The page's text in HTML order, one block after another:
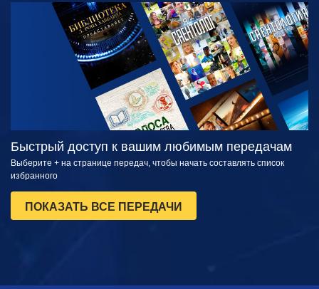
СМОТРЕТЬ
СМОТРЕТЬ
ПЕРЕДАЧИ
Быстрый доступ к вашим любимым передачам
Выберите + на странице передач, чтобы начать составлять список
избранного
ПОКАЗАТЬ ВСЕ ПЕРЕДАЧИ